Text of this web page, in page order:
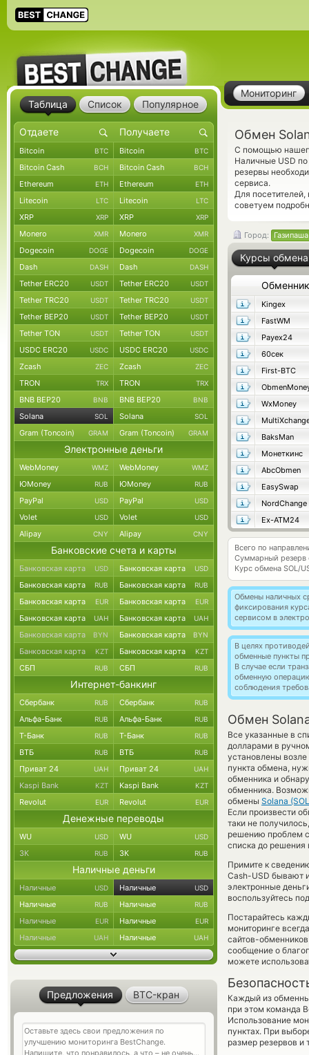
Мониторинг
Обмен
С помощью
Наличные USD
резервы
сервиса.
Для
советуем
Город: Газипаша
Курсы обмена
Обменник
Kingex
FastWM
Payex24
60сек
First-BTC
WxMoney
BaksMan
Монеткинс
AbcObmen
EasySwap
NordChange
Ex-ATM24
Всего по
Суммарный резерв
Курс обмена SOL/
Обмены наличных
фиксирования
сервисом в
В целях
обменные пункты
В случае если
обменную
соблюдения
Обмен
Все указанные в
долларами в
установлены
пункта обмена,
обменника и
обменника.
обмены Solana
Если произвести
таки не
решению проблем с
списка до решения
Примите к
Cash-USD бывают
электронные
воспользуйтесь
Постарайтесь
мониторинге
сайтов-
сообщение о
можете
Каждый из
при этом команда
Использование
пунктах. При
размер резервов и
Таблица Список Популярное
Bitcoin BTC Bitcoin BTC
Bitcoin Cash BCH Bitcoin Cash BCH
Ethereum ETH Ethereum ETH
Litecoin LTC Litecoin LTC
XRP XRP XRP XRP
Monero XMR Monero XMR
Dogecoin DOGE Dogecoin DOGE
Dash DASH Dash DASH
Tether ERC20 USDT Tether ERC20 USDT
Tether TRC20 USDT Tether TRC20 USDT
Tether BEP20 USDT Tether BEP20 USDT
Tether TON USDT Tether TON USDT
USDC ERC20 USDC USDC ERC20 USDC
Zcash ZEC Zcash ZEC
TRON TRX TRON TRX
BNB BEP20 BNB BNB BEP20 BNB
Solana SOL Solana SOL
Gram (Toncoin) GRAM Gram (Toncoin) GRAM
Электронные деньги
WebMoney WMZ WebMoney WMZ
ЮMoney RUB ЮMoney RUB
PayPal USD PayPal USD
Volet USD Volet USD
Alipay CNY Alipay CNY
Банковские счета и карты
Банковская карта USD Банковская карта USD
Банковская карта RUB Банковская карта RUB
Банковская карта EUR Банковская карта EUR
Банковская карта UAH Банковская карта UAH
Банковская карта BYN Банковская карта BYN
Банковская карта KZT Банковская карта KZT
СБП RUB СБП RUB
Интернет-банкинг
Сбербанк RUB Сбербанк RUB
Альфа-Банк RUB Альфа-Банк RUB
Т-Банк RUB Т-Банк RUB
ВТБ RUB ВТБ RUB
Приват 24 UAH Приват 24 UAH
Kaspi Bank KZT Kaspi Bank KZT
Revolut EUR Revolut EUR
Денежные переводы
WU USD WU USD
ЗК RUB ЗК RUB
Наличные деньги
Наличные USD Наличные USD
Наличные RUB Наличные RUB
Наличные EUR Наличные EUR
Наличные UAH Наличные UAH
Предложения BTC-кран